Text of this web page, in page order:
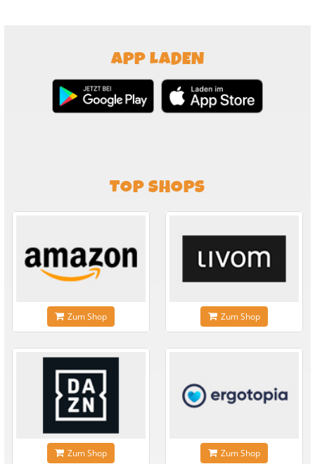
APP LADEN
TOP SHOPS
Zum Shop Zum Shop
Zum Shop Zum Shop